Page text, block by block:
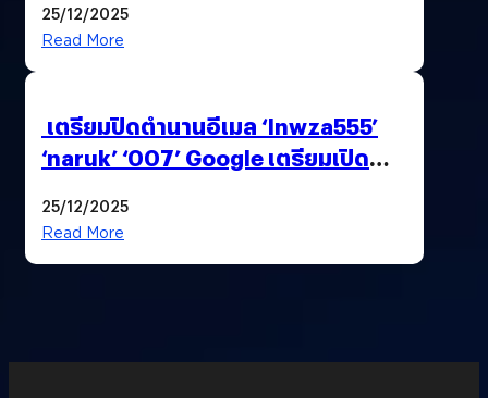
25/12/2025
Read More
เตรียมปิดตำนานอีเมล ‘lnwza555’
‘naruk’ ‘007’ Google เตรียมเปิด
25/12/2025
Read More